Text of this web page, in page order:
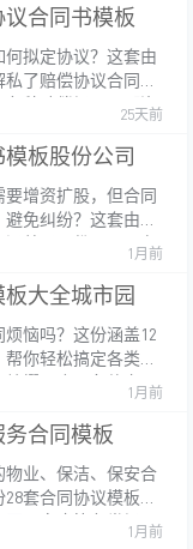
特色】资料全面：
合同书模板交
疗纠纷民事和
拟定协议？这套由
了赔偿协议合同书
种赔偿场景！【资
故、车辆刮蹭、工
纷、打架、解聘、
25天前
板股份公司扩
可编辑方
增资扩股，但合同
免纠纷？这套由律
盖了股份公司、有
景，共22套精选模
，直接修改即可使
1月前
大全城市园林
协议书Word
恼吗？这份涵盖12
你轻松搞定各类绿
编撰，合同条款完
格式可编辑可打
时省力。自动发摆
1月前
合同模板
公司合同小区
业、保洁、保安合
套合同协议模板合
区、家庭等各类场
1月前